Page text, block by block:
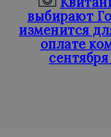
выбирают
изменится
оплате